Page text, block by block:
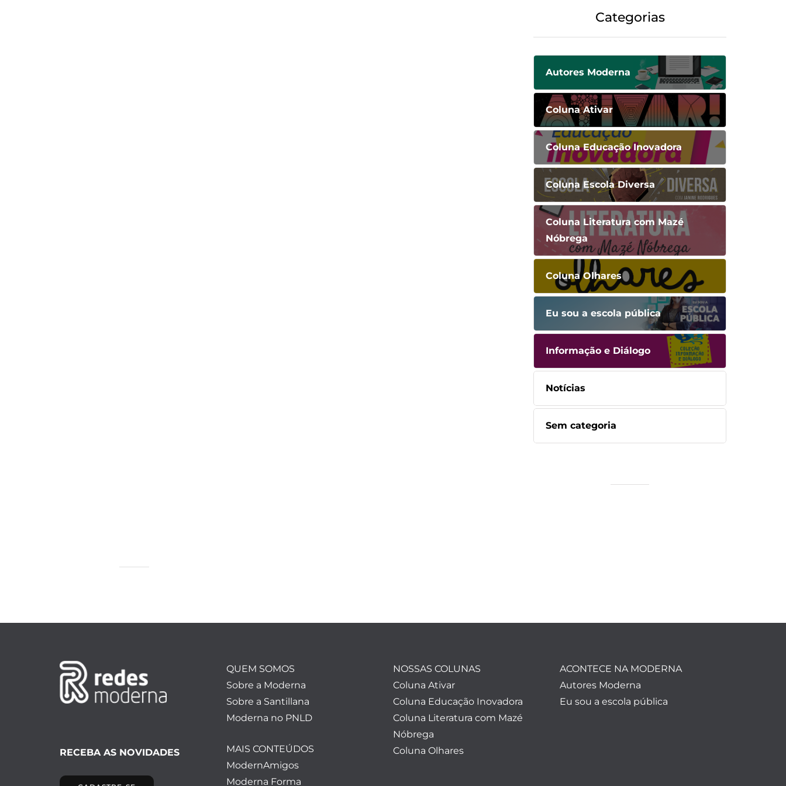
Categorias
Autores Moderna
Coluna Ativar
Coluna Educação Inovadora
Coluna Escola Diversa
Coluna Literatura com Mazé
Nóbrega
Coluna Olhares
Eu sou a escola pública
Informação e Diálogo
Notícias
Sem categoria
RECEBA AS NOVIDADES
QUEM SOMOS
Sobre a Moderna
Sobre a Santillana
Moderna no PNLD
MAIS CONTEÚDOS
ModernAmigos
Moderna Forma
NOSSAS COLUNAS
Coluna Ativar
Coluna Educação Inovadora
Coluna Literatura com Mazé
Nóbrega
Coluna Olhares
ACONTECE NA MODERNA
Autores Moderna
Eu sou a escola pública